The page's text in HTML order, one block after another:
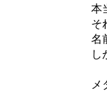
本当
それ
名前
しか
メダ